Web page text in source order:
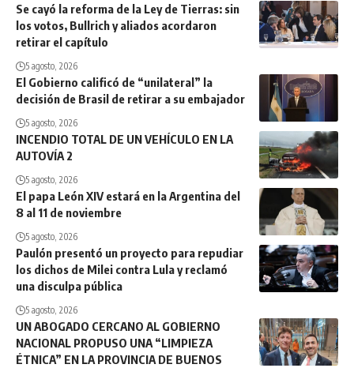
Se cayó la reforma de la Ley de Tierras: sin
los votos, Bullrich y aliados acordaron
retirar el capítulo
5 agosto, 2026
El Gobierno calificó de “unilateral” la
decisión de Brasil de retirar a su embajador
5 agosto, 2026
INCENDIO TOTAL DE UN VEHÍCULO EN LA
AUTOVÍA 2
5 agosto, 2026
El papa León XIV estará en la Argentina del
8 al 11 de noviembre
5 agosto, 2026
Paulón presentó un proyecto para repudiar
los dichos de Milei contra Lula y reclamó
una disculpa pública
5 agosto, 2026
UN ABOGADO CERCANO AL GOBIERNO
NACIONAL PROPUSO UNA “LIMPIEZA
ÉTNICA” EN LA PROVINCIA DE BUENOS